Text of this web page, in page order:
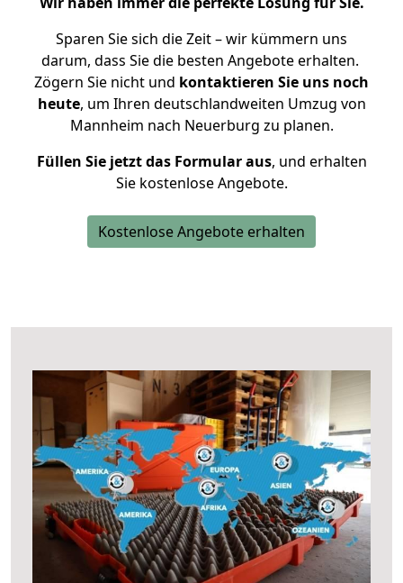
Sparen Sie sich die Zeit – wir kümmern uns
darum, dass Sie die besten Angebote erhalten.
Zögern Sie nicht und kontaktieren Sie uns noch
heute, um Ihren deutschlandweiten Umzug von
Mannheim nach Neuerburg zu planen.
Füllen Sie jetzt das Formular aus, und erhalten
Sie kostenlose Angebote.
Kostenlose Angebote erhalten